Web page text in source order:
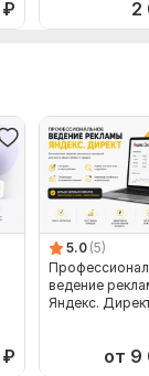
₽ 2
₽
5.0 (5)
ведение
Яндекс.
от 9